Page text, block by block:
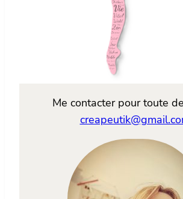
Me contacter pour toute